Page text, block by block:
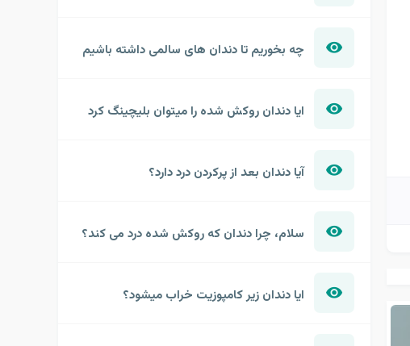
چه بخوریم تا دندان های سالمی داشته باشیم
ایا دندان روکش شده را میتوان بلیچینگ کرد
آیا دندان بعد از پرکردن درد دارد؟
سلام، چرا دندان که روکش شده درد می کند؟
ایا دندان زیر کامپوزیت خراب میشود؟